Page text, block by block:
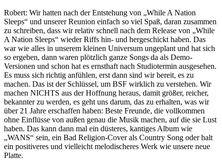
Robert: Wir hatten nach der Entstehung von „While A Nation
Sleeps“ und unserer Reunion einfach so viel Spaß, daran zusammen
zu schreiben, dass wir relativ schnell nach dem Release von „While
A Nation Sleeps“ wieder Riffs hin- und hergeschickt haben. Das
war wie alles in unserem kleinen Universum ungeplant und hat sich
so ergeben, dann waren plötzlich ganze Songs da als Demo-
Versionen und schon hat es ernsthaft nach Studiotermin ausgesehen.
Es muss sich richtig anfühlen, erst dann sind wir bereit, es zu
machen. Das ist der Schlüssel, um BSF wirklich zu verstehen. Wir
machen NICHTS aus der Hoffnung heraus, damit größer, reicher,
bekannter zu werden, es geht uns darum, das zu erhalten, was wir
über 21 Jahre erschaffen haben: Beste Freunde, die vollkommen
ohne Einflüsse von außen genau die Musik machen, auf die sie Lust
haben. Das kann dann mal ein düsteres, kantiges Album wie
„WANS“ sein, ein Bad Religion-Cover als Country Song oder halt
ein positiveres und vielleicht melodischeres Werk wie unsere neue
Platte.